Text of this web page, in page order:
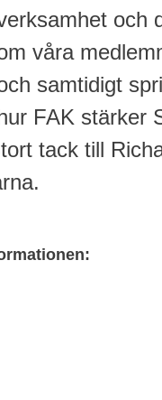
och
våra
samtidigt
FAK stärker
tack till